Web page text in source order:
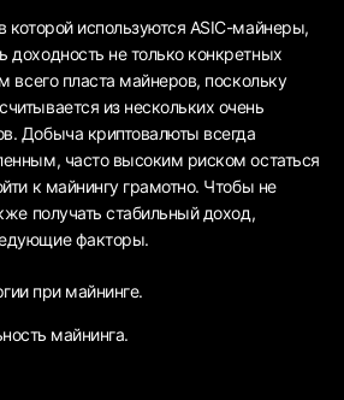
которой используются ASIC-майнеры,
доходность не только конкретных
всего пласта майнеров, поскольку
из нескольких очень
Добыча криптовалюты всегда
часто высоким риском остаться
к майнингу грамотно. Чтобы не
получать стабильный доход,
факторы.
при майнинге.
майнинга.